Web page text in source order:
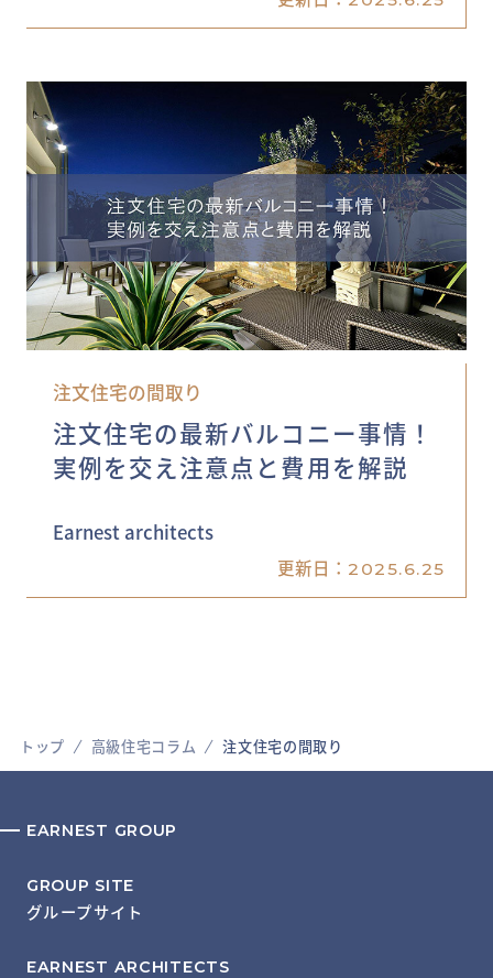
トップ 高級住宅コラム 注文住宅の間取り
注文住宅の間取り
注文住宅の最新バルコニー事情！
実例を交え注意点と費用を解説
Earnest architects
更新日： 2025.6.25
EARNEST GROUP
GROUP SITE
グループサイト
EARNEST ARCHITECTS